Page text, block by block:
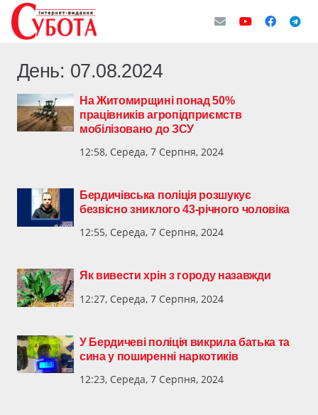
День: 07.08.2024
На Житомирщині понад 50%
працівників агропідприємств
мобілізовано до ЗСУ
12:58, Середа, 7 Серпня, 2024
Бердичівська поліція розшукує
безвісно зниклого 43-річного чоловіка
12:55, Середа, 7 Серпня, 2024
Як вивести хрін з городу назавжди
12:27, Середа, 7 Серпня, 2024
У Бердичеві поліція викрила батька та
сина у поширенні наркотиків
12:23, Середа, 7 Серпня, 2024